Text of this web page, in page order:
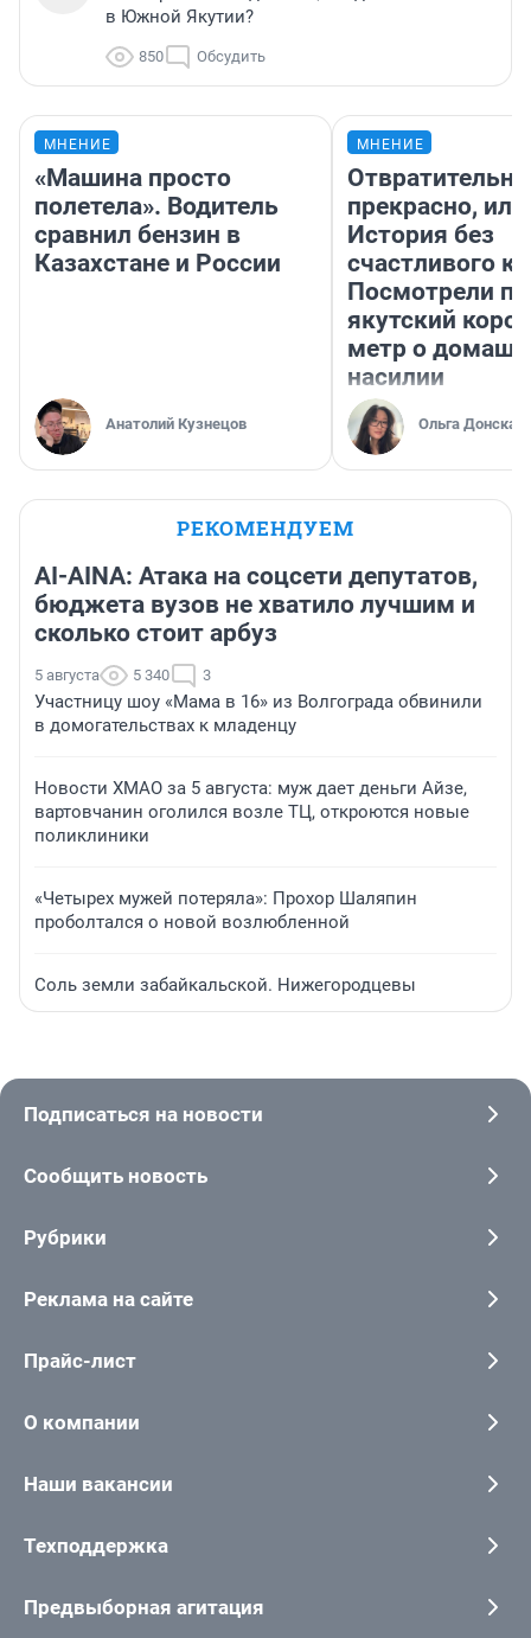
в Южной Якутии?
850 Обсудить
МНЕНИЕ
«Машина просто
полетела». Водитель
сравнил бензин в
Казахстане и России
Анатолий Кузнецов
МНЕНИЕ
Отвратительно
прекрасно, или
История без
счастливого
Посмотрели
якутский
метр о
насилии
Ольга Донская
РЕКОМЕНДУЕМ
AI-AINA: Атака на соцсети депутатов,
бюджета вузов не хватило лучшим и
сколько стоит арбуз
5 августа 5 340 3
Участницу шоу «Мама в 16» из Волгограда обвинили
в домогательствах к младенцу
Новости ХМАО за 5 августа: муж дает деньги Айзе,
вартовчанин оголился возле ТЦ, откроются новые
поликлиники
«Четырех мужей потеряла»: Прохор Шаляпин
проболтался о новой возлюбленной
Соль земли забайкальской. Нижегородцевы
Подписаться на новости
Сообщить новость
Рубрики
Реклама на сайте
Прайс-лист
О компании
Наши вакансии
Техподдержка
Предвыборная агитация